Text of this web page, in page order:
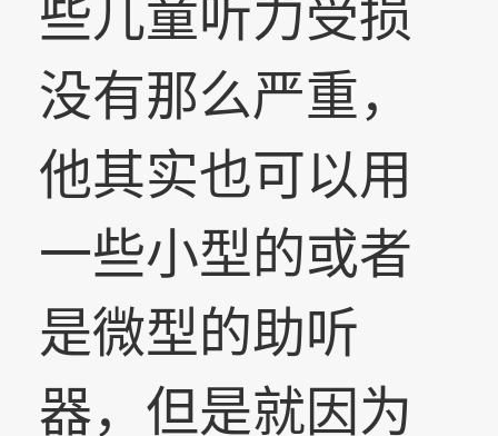
没有那么严重，
他其实也可以用
一些小型的或者
是微型的助听
器，但是就因为